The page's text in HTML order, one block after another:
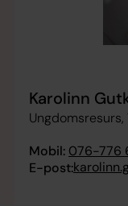
Karolinn
Mobil: 076-776
E-post: